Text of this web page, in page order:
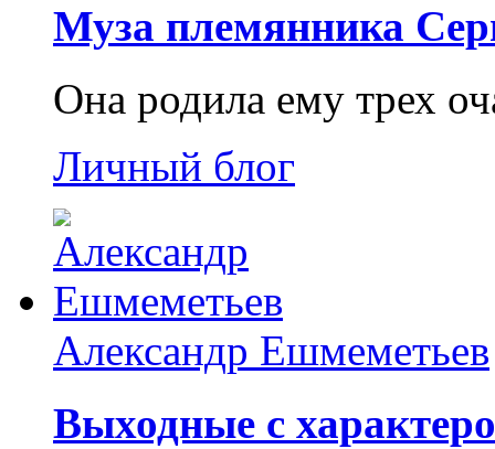
Муза племянника
Она родила ему трех
Личный блог
Александр Ешмеметьев
Выходные с